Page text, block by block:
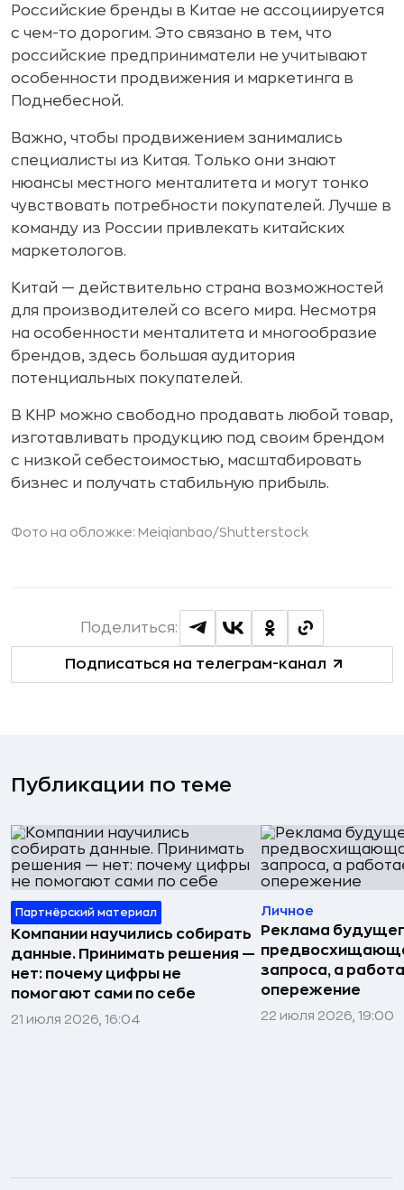
Российские бренды в Китае не ассоциируется
с чем-то дорогим. Это связано в тем, что
российские предприниматели не учитывают
особенности продвижения и маркетинга в
Поднебесной.
Важно, чтобы продвижением занимались
специалисты из Китая. Только они знают
нюансы местного менталитета и могут тонко
чувствовать потребности покупателей. Лучше в
команду из России привлекать китайских
маркетологов.
Китай — действительно страна возможностей
для производителей со всего мира. Несмотря
на особенности менталитета и многообразие
брендов, здесь большая аудитория
потенциальных покупателей.
В КНР можно свободно продавать любой товар,
изготавливать продукцию под своим брендом
с низкой себестоимостью, масштабировать
бизнес и получать стабильную прибыль.
Фото на обложке: Meiqianbao/Shutterstock
Подписаться на телеграм-канал
Поделиться:
Публикации по теме
Партнёрский материал
Компании научились собирать
данные. Принимать решения —
нет: почему цифры не
помогают сами по себе
21 июля 2026, 16:04
Личное
Реклама
запроса, а
опережение
22 июля 2026, 19:00